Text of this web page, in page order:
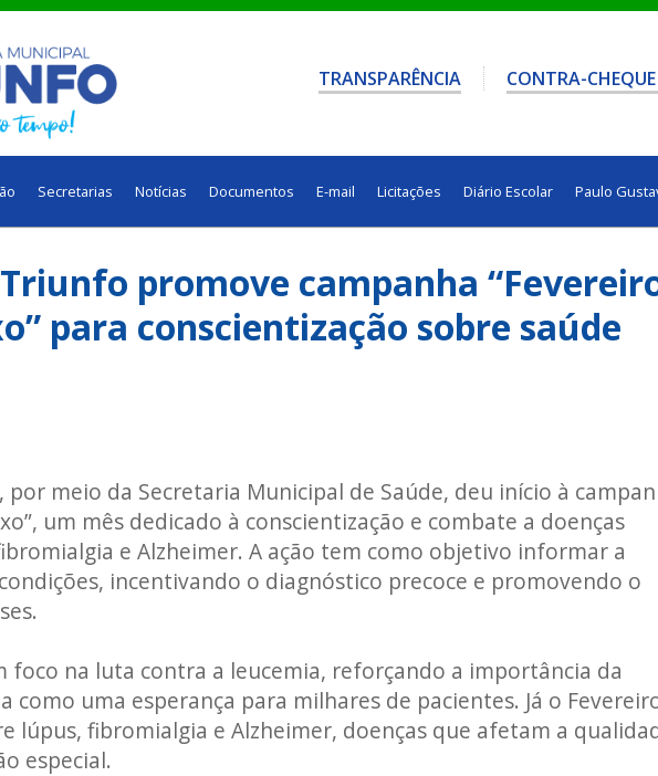
TRANSPARÊNCIA CONTRA-
Secretarias Notícias Documentos E-mail Licitações Diário Escolar Paulo
promove campanha
para conscientização sobre saúde
meio da Secretaria Municipal de Saúde, deu início à
um mês dedicado à conscientização e combate a doenças
e Alzheimer. A ação tem como objetivo informar a
incentivando o diagnóstico precoce e promovendo o
foco na luta contra a leucemia, reforçando a importância da
como uma esperança para milhares de pacientes. Já o
lúpus, fibromialgia e Alzheimer, doenças que afetam a
especial.